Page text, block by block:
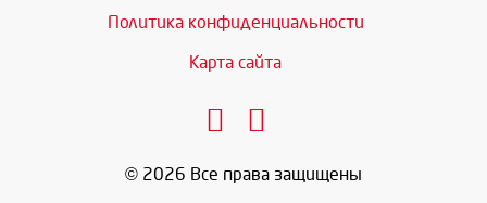
Политика конфиденциальности
Карта сайта
© 2026 Все права защищены